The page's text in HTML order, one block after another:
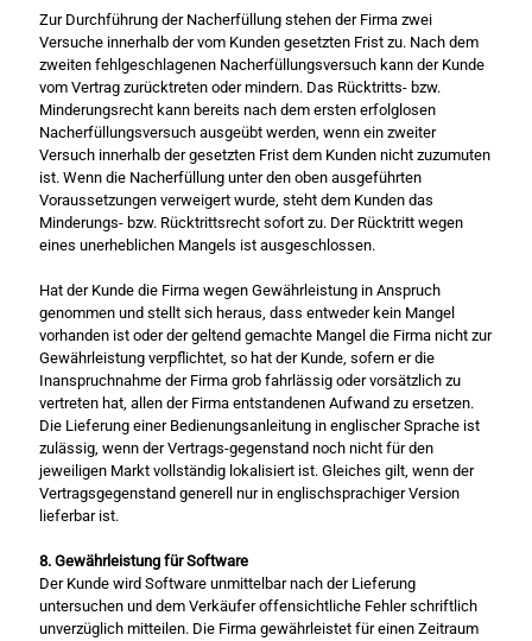
Zur Durchführung der Nacherfüllung stehen der Firma zwei
Versuche innerhalb der vom Kunden gesetzten Frist zu. Nach dem
zweiten fehlgeschlagenen Nacherfüllungsversuch kann der Kunde
vom Vertrag zurücktreten oder mindern. Das Rücktritts- bzw.
Minderungsrecht kann bereits nach dem ersten erfolglosen
Nacherfüllungsversuch ausgeübt werden, wenn ein zweiter
Versuch innerhalb der gesetzten Frist dem Kunden nicht zuzumuten
ist. Wenn die Nacherfüllung unter den oben ausgeführten
Voraussetzungen verweigert wurde, steht dem Kunden das
Minderungs- bzw. Rücktrittsrecht sofort zu. Der Rücktritt wegen
eines unerheblichen Mangels ist ausgeschlossen.
Hat der Kunde die Firma wegen Gewährleistung in Anspruch
genommen und stellt sich heraus, dass entweder kein Mangel
vorhanden ist oder der geltend gemachte Mangel die Firma nicht zur
Gewährleistung verpflichtet, so hat der Kunde, sofern er die
Inanspruchnahme der Firma grob fahrlässig oder vorsätzlich zu
vertreten hat, allen der Firma entstandenen Aufwand zu ersetzen.
Die Lieferung einer Bedienungsanleitung in englischer Sprache ist
zulässig, wenn der Vertrags-gegenstand noch nicht für den
jeweiligen Markt vollständig lokalisiert ist. Gleiches gilt, wenn der
Vertragsgegenstand generell nur in englischsprachiger Version
lieferbar ist.
8. Gewährleistung für Software
Der Kunde wird Software unmittelbar nach der Lieferung
untersuchen und dem Verkäufer offensichtliche Fehler schriftlich
unverzüglich mitteilen. Die Firma gewährleistet für einen Zeitraum